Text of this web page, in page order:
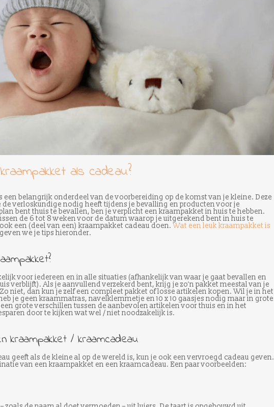
als cadeau?
een belangrijk onderdeel van de voorbereiding op de komst van je kleine. Deze
verloskundige nodig heeft tijdens je bevalling en producten voor je
bent thuis te bevallen, ben je verplicht een kraampakket in huis te hebben.
de 6 tot 8 weken voor de datum waarop je uitgerekend bent in huis te
een (deel van een) kraampakket cadeau doen.Wat een leuk kraampakket is
geven we je tips hieronder.
voor iedereen en in alle situaties (afhankelijk van waar je gaat bevallen en
verblijft). Als je aanvullend verzekerd bent, krijg je zo’n pakket meestal van je
niet, dan kun je zelf een compleet pakket of losse artikelen kopen. Wil je in het
je geen kraammatras, navelklemmetje en 10 x 10 gaasjes nodig maar in grote
grote verschillen tussen de aanbevolen artikelen voor thuis en in het
door te kijken wat wel / niet noodzakelijk is.
kraampakket / kraamcadeau
geeft als de kleine al op de wereld is, kun je ook een vervroegd cadeau geven.
van een kraampakket en een kraamcadeau. Een paar voorbeelden: